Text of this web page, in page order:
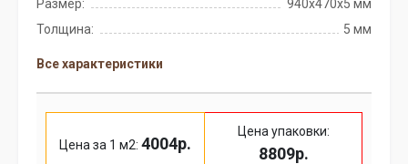
Размер:
940х470х5 мм
Толщина:
5 мм
Все характеристики
Цена за 1 м2: 4004р.
Цена упаковки:
8809р.